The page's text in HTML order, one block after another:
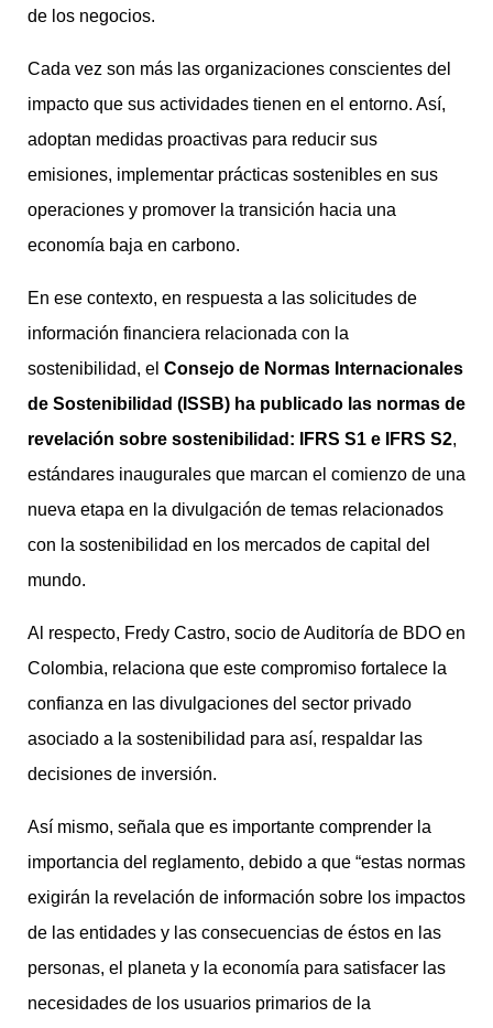
de los negocios.
Cada vez son más las organizaciones conscientes del
impacto que sus actividades tienen en el entorno. Así,
adoptan medidas proactivas para reducir sus
emisiones, implementar prácticas sostenibles en sus
operaciones y promover la transición hacia una
economía baja en carbono.
En ese contexto, en respuesta a las solicitudes de
información financiera relacionada con la
sostenibilidad, el Consejo de Normas Internacionales
de Sostenibilidad (ISSB) ha publicado las normas de
revelación sobre sostenibilidad: IFRS S1 e IFRS S2,
estándares inaugurales que marcan el comienzo de una
nueva etapa en la divulgación de temas relacionados
con la sostenibilidad en los mercados de capital del
mundo.
Al respecto, Fredy Castro, socio de Auditoría de BDO en
Colombia, relaciona que este compromiso fortalece la
confianza en las divulgaciones del sector privado
asociado a la sostenibilidad para así, respaldar las
decisiones de inversión.
Así mismo, señala que es importante comprender la
importancia del reglamento, debido a que “estas normas
exigirán la revelación de información sobre los impactos
de las entidades y las consecuencias de éstos en las
personas, el planeta y la economía para satisfacer las
necesidades de los usuarios primarios de la